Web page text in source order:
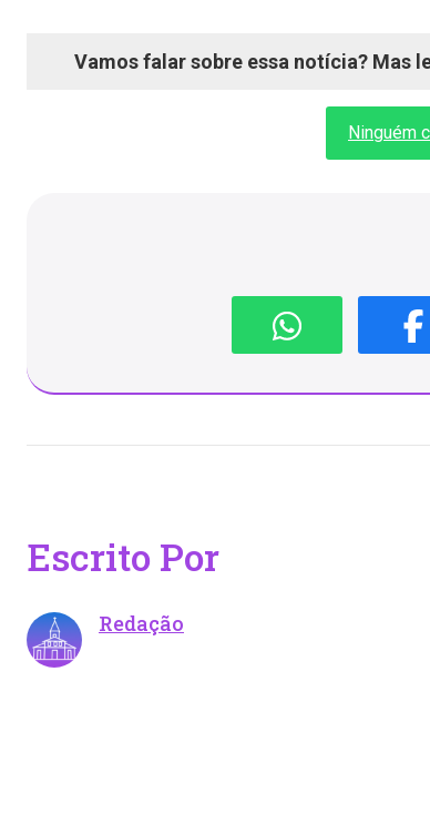
Vamos falar sobre essa notícia? Mas
Ninguém
Escrito Por
Redação